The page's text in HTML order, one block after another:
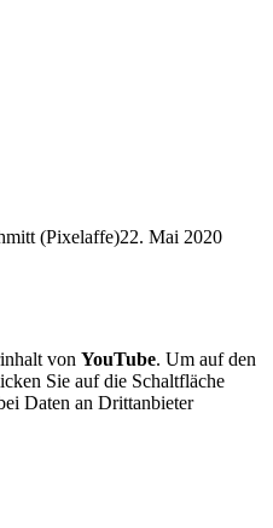
(Pixelaffe)22. Mai 2020
von YouTube. Um auf den
Sie auf die Schaltfläche
Daten an Drittanbieter